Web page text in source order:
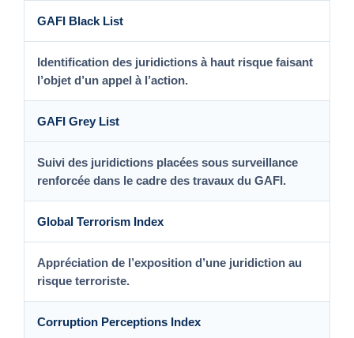
GAFI Black List
Identification des juridictions à haut risque faisant
l’objet d’un appel à l’action.
GAFI Grey List
Suivi des juridictions placées sous surveillance
renforcée dans le cadre des travaux du GAFI.
Global Terrorism Index
Appréciation de l’exposition d’une juridiction au
risque terroriste.
Corruption Perceptions Index